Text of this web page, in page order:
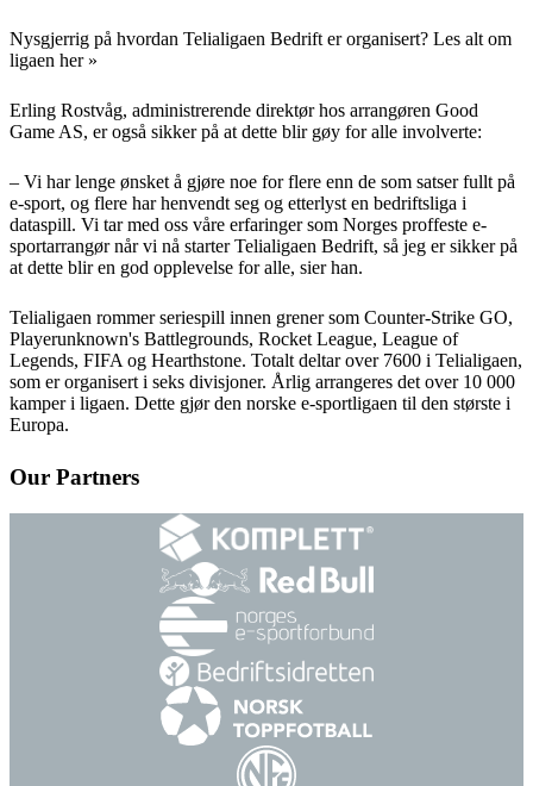
Nysgjerrig på hvordan Telialigaen Bedrift er organisert? Les alt om
ligaen her »
Erling Rostvåg, administrerende direktør hos arrangøren Good
Game AS, er også sikker på at dette blir gøy for alle involverte:
– Vi har lenge ønsket å gjøre noe for flere enn de som satser fullt på
e-sport, og flere har henvendt seg og etterlyst en bedriftsliga i
dataspill. Vi tar med oss våre erfaringer som Norges proffeste e-
sportarrangør når vi nå starter Telialigaen Bedrift, så jeg er sikker på
at dette blir en god opplevelse for alle, sier han.
Telialigaen rommer seriespill innen grener som Counter-Strike GO,
Playerunknown's Battlegrounds, Rocket League, League of
Legends, FIFA og Hearthstone. Totalt deltar over 7600 i Telialigaen,
som er organisert i seks divisjoner. Årlig arrangeres det over 10 000
kamper i ligaen. Dette gjør den norske e-sportligaen til den største i
Europa.
Our Partners